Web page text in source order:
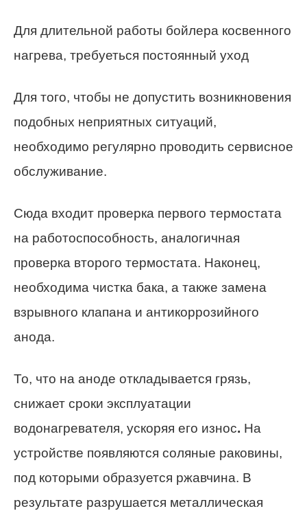
Для длительной работы бойлера косвенного
нагрева, требуеться постоянный уход
Для того, чтобы не допустить возникновения
подобных неприятных ситуаций,
необходимо регулярно проводить сервисное
обслуживание.
Сюда входит проверка первого термостата
на работоспособность, аналогичная
проверка второго термостата. Наконец,
необходима чистка бака, а также замена
взрывного клапана и антикоррозийного
анода.
То, что на аноде откладывается грязь,
снижает сроки эксплуатации
водонагревателя, ускоряя его износ. На
устройстве появляются соляные раковины,
под которыми образуется ржавчина. В
результате разрушается металлическая